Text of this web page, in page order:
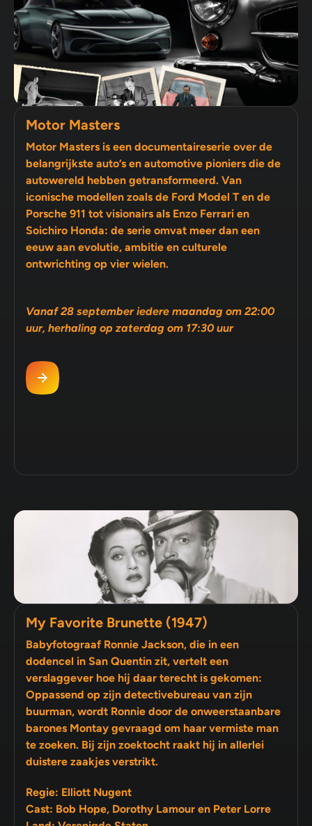
Motor Masters
Motor Masters is een documentaireserie over de
belangrijkste auto’s en automotive pioniers die de
autowereld hebben getransformeerd. Van
iconische modellen zoals de Ford Model T en de
Porsche 911 tot visionairs als Enzo Ferrari en
Soichiro Honda: de serie omvat meer dan een
eeuw aan evolutie, ambitie en culturele
ontwrichting op vier wielen.
Vanaf 28 september iedere maandag om 22:00
uur, herhaling op zaterdag om 17:30 uur
My Favorite Brunette (1947)
Babyfotograaf Ronnie Jackson, die in een
dodencel in San Quentin zit, vertelt een
verslaggever hoe hij daar terecht is gekomen:
Oppassend op zijn detectivebureau van zijn
buurman, wordt Ronnie door de onweerstaanbare
barones Montay gevraagd om haar vermiste man
te zoeken. Bij zijn zoektocht raakt hij in allerlei
duistere zaakjes verstrikt.
Regie: Elliott Nugent
Cast: Bob Hope, Dorothy Lamour en Peter Lorre